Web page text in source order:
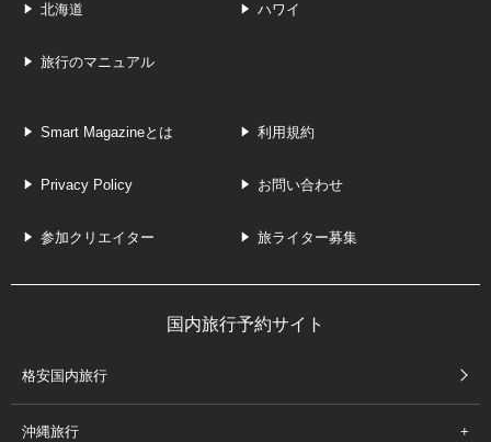
北海道 ハワイ
旅行のマニュアル
Smart Magazineとは 利用規約
Privacy Policy お問い合わせ
参加クリエイター 旅ライター募集
国内旅行予約サイト
格安国内旅行
沖縄旅行